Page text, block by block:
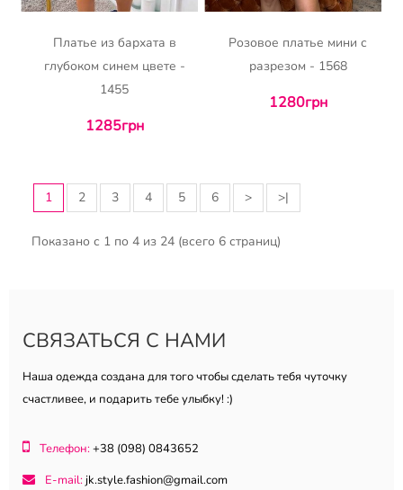
Платье из бархата в
глубоком синем цвете -
1455
1285грн
Розовое платье мини с
разрезом - 1568
1280грн
1 2 3 4 5 6 > >|
Показано с 1 по 4 из 24 (всего 6 страниц)
СВЯЗАТЬСЯ С НАМИ
Наша одежда создана для того чтобы сделать тебя чуточку
счастливее, и подарить тебе улыбку! :)
Телефон:+38 (098) 0843652
E-mail: jk.style.fashion@gmail.com